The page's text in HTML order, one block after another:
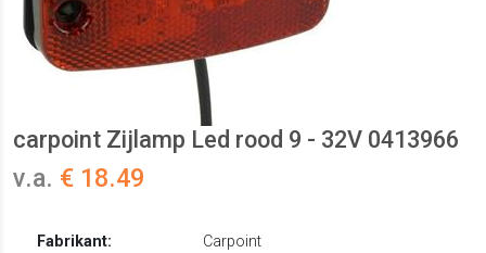
carpoint Zijlamp Led rood 9 - 32V 0413966
v.a. € 18.49
Fabrikant:
Carpoint